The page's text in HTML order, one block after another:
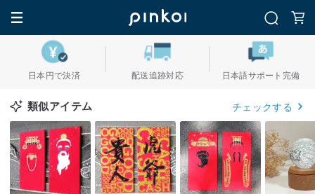
日本円で決済 配送追跡対応 日本語サポート完備
類似アイテム チェックする